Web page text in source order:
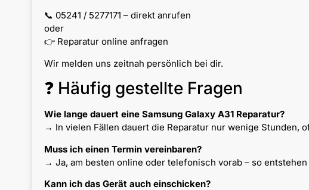
📞 05241 / 5277171 – direkt anrufen
oder
👉 Reparatur online anfragen
Wir melden uns zeitnah persönlich bei dir.
❓ Häufig gestellte Fragen
Wie lange dauert eine Samsung Galaxy A31 Reparatur?
→ In vielen Fällen dauert die Reparatur nur wenige Stunden,
Muss ich einen Termin vereinbaren?
→ Ja, am besten online oder telefonisch vorab – so
Kann ich das Gerät auch einschicken?